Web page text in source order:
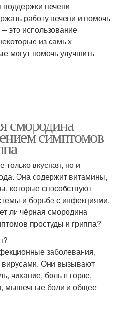
печени
работу печени и помочь
это использование
из самых
могут помочь улучшить
смородина
симптомов
только вкусная, но и
Она содержит витамины,
которые способствуют
и борьбе с инфекциями.
ли чёрная смородина
простуды и гриппа?
заболевания,
Они вызывают
чихание, боль в горле,
мышечные боли и общее